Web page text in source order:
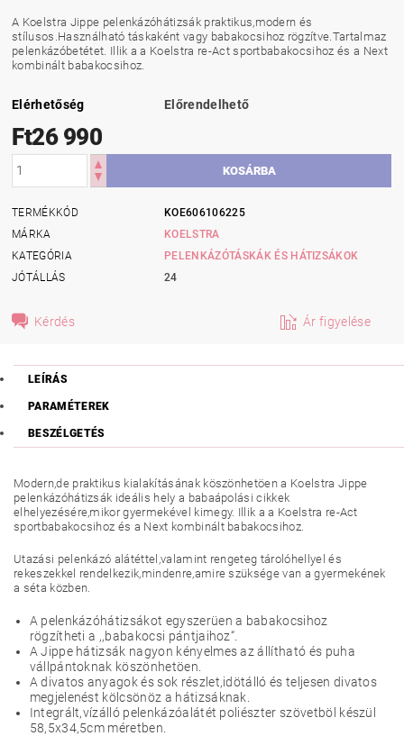
A Koelstra Jippe pelenkázóhátizsák praktikus,modern és
stílusos.Használható táskaként vagy babakocsihoz rögzítve.Tartalmaz
pelenkázóbetétet. Illik a a Koelstra re-Act sportbabakocsihoz és a Next
kombinált babakocsihoz.
Elérhetőség Előrendelhető
Ft26 990
TERMÉKKÓD
KOE606106225
MÁRKA
KOELSTRA
KATEGÓRIA
PELENKÁZÓTÁSKÁK ÉS HÁTIZSÁKOK
JÓTÁLLÁS
24
Kérdés Ár figyelése
LEÍRÁS
PARAMÉTEREK
BESZÉLGETÉS
Modern,de praktikus kialakításának köszönhetöen a Koelstra Jippe
pelenkázóhátizsák ideális hely a babaápolási cikkek
elhelyezésére,mikor gyermekével kimegy. Illik a a Koelstra re-Act
sportbabakocsihoz és a Next kombinált babakocsihoz.
Utazási pelenkázó alátéttel,valamint rengeteg tárolóhellyel és
rekeszekkel rendelkezik,mindenre,amire szüksége van a gyermekének
a séta közben.
A pelenkázóhátizsákot egyszerüen a babakocsihoz
rögzítheti a ,,babakocsi pántjaihoz“.
A Jippe hátizsák nagyon kényelmes az állítható és puha
vállpántoknak köszönhetöen.
A divatos anyagok és sok részlet,idötálló és teljesen divatos
megjelenést kölcsönöz a hátizsáknak.
Integrált,vízálló pelenkázóalátét poliészter szövetböl készül
58,5x34,5cm méretben.